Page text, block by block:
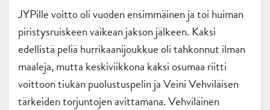
JYPille voitto oli vuoden ensimmäinen ja toi huiman
piristysruiskeen vaikean jakson jälkeen. Kaksi
edellistä peliä hurrikaanijoukkue oli tahkonnut ilman
maaleja, mutta keskiviikkona kaksi osumaa riitti
voittoon tiukan puolustuspelin ja Veini Vehviläisen
tärkeiden torjuntojen avittamana. Vehviläinen